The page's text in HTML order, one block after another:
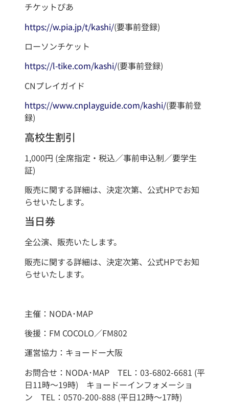
チケットぴあ
https://w.pia.jp/t/kashi/(要事前登録)
ローソンチケット
https://l-tike.com/kashi/(要事前登録)
CNプレイガイド
https://www.cnplayguide.com/kashi/(要事前登
録)
高校生割引
1,000円 (全席指定・税込／事前申込制／要学生
証)
販売に関する詳細は、決定次第、公式HPでお知
らせいたします。
当日券
全公演、販売いたします。
販売に関する詳細は、決定次第、公式HPでお知
らせいたします。
主催：NODA･MAP
後援：FM COCOLO／FM802
運営協力：キョードー大阪
お問合せ：NODA･MAP TEL：03-6802-6681 (平
日11時～19時) キョードーインフォメーショ
ン TEL：0570-200-888 (平日12時～17時)